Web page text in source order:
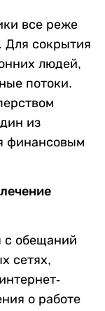
все реже
Для сокрытия
людей,
потоки.
из
финансовым
с обещаний
сетях,
о работе